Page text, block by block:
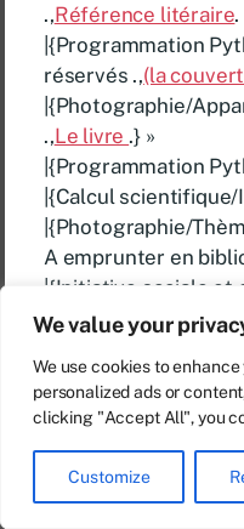
We value your
We use cookies to
personalized ads or
clicking "Accept All", you
Customize
.,Référence litéraire
|{Programmation
réservés .,(la
|{Photographie/
.,Le livre .} »
|{Programmation
|{Calcul
|{Photographie/
A emprunter en
|{Initiative sociale et
.,Ici.} »
Disponible à l’achat
Fnac, Cultura ….} »
transfert de
|{Conseils de